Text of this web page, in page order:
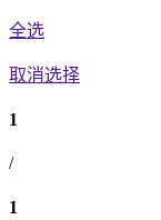
全选
取消选择
1
/
1